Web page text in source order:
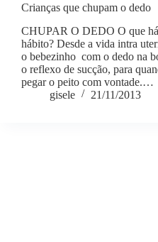
Crianças que chupam o dedo
CHUPAR O DEDO O que há
hábito? Desde a vida intra
o bebezinho com o dedo na
o reflexo de sucção, para
pegar o peito com vontade.…
gisele
21/11/2013